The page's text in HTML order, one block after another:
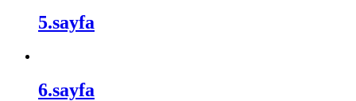
5.sayfa
6.sayfa